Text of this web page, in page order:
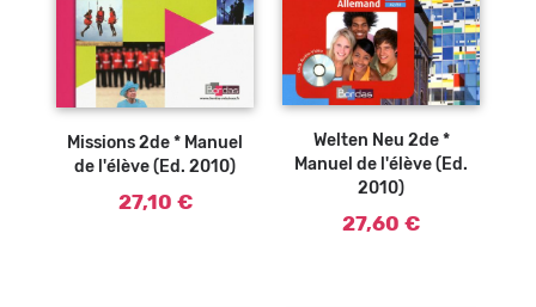
Missions 2de * Manuel
de l'élève (Ed. 2010)
27,10 €
Welten Neu 2de *
Manuel de l'élève (Ed.
2010)
27,60 €